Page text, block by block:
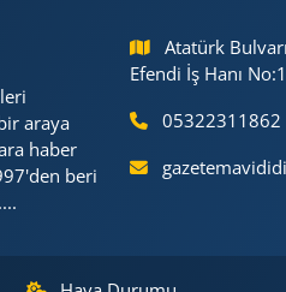
araya
haber
beri
Atatürk
Efendi İş Hanı
05322311862